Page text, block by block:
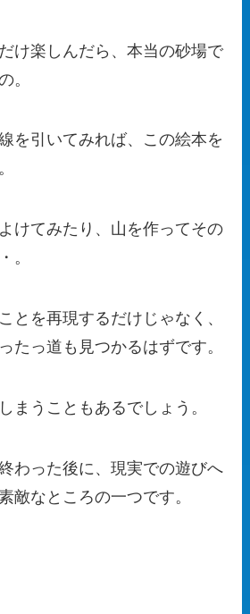
け楽しんだら、本当の砂場で
。
を引いてみれば、この絵本を
けてみたり、山を作ってその
。
とを再現するだけじゃなく、
たっ道も見つかるはずです。
まうこともあるでしょう。
わった後に、現実での遊びへ
敵なところの一つです。